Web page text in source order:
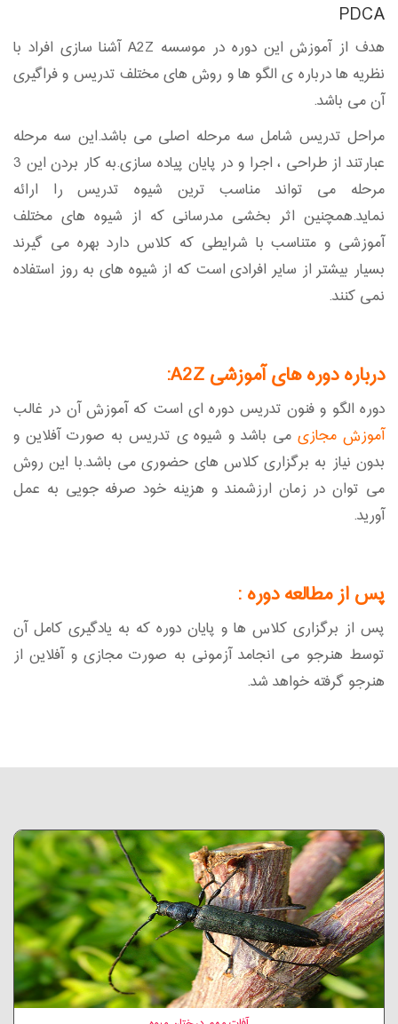
PDCA
هدف از آموزش این دوره در موسسه A2Z آشنا سازی افراد با
نظریه ها درباره ی الگو ها و روش های مختلف تدریس و فراگیری
آن می باشد.
مراحل تدریس شامل سه مرحله اصلی می باشد.این سه مرحله
عبارتند از طراحی ، اجرا و در پایان پیاده سازی.به کار بردن این 3
مرحله می تواند مناسب ترین شیوه تدریس را ارائه
نماید.همچنین اثر بخشی مدرسانی که از شیوه های مختلف
آموزشی و متناسب با شرایطی که کلاس دارد بهره می گیرند
بسیار بیشتر از سایر افرادی است که از شیوه های به روز استفاده
نمی کنند.
درباره دوره های آموزشی A2Z:
دوره الگو و فنون تدریس دوره ای است که آموزش آن در غالب
آموزش مجازیمی باشد و شیوه ی تدریس به صورت آفلاین و
بدون نیاز به برگزاری کلاس های حضوری می باشد.با این روش
می توان در زمان ارزشمند و هزینه خود صرفه جویی به عمل
آورید.
پس از مطالعه دوره :
پس از برگزاری کلاس ها و پایان دوره که به یادگیری کامل آن
توسط هنرجو می انجامد آزمونی به صورت مجازی و آفلاین از
هنرجو گرفته خواهد شد.